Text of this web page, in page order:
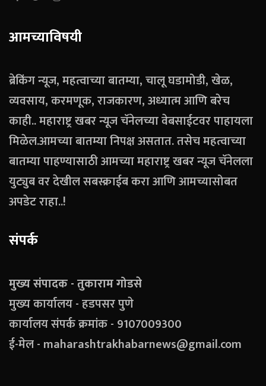
आमच्याविषयी
ब्रेकिंग न्यूज, महत्वाच्या बातम्या, चालू घडामोडी, खेळ,
व्यवसाय, करमणूक, राजकारण, अध्यात्म आणि बरेच
काही.. महाराष्ट्र खबर न्यूज चॅनेलच्या वेबसाईटवर पाहायला
मिळेल.आमच्या बातम्या निपक्ष असतात. तसेच महत्वाच्या
बातम्या पाहण्यासाठी आमच्या महाराष्ट्र खबर न्यूज चॅनेलला
युट्युब वर देखील सबस्क्राईब करा आणि आमच्यासोबत
अपडेट राहा..!
संपर्क
मुख्य संपादक - तुकाराम गोडसे
मुख्य कार्यालय - हडपसर पुणे
कार्यालय संपर्क क्रमांक - 9107009300
ई-मेल - maharashtrakhabarnews@gmail.com